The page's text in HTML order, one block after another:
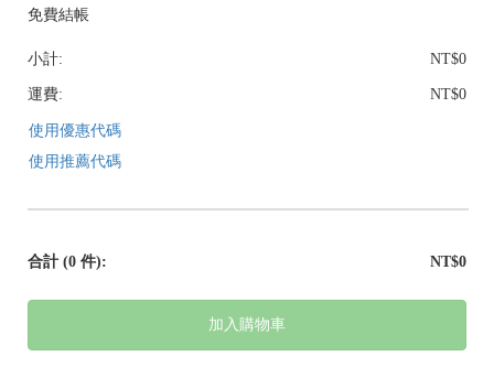
免費結帳
小計: NT$0
運費: NT$0
使用優惠代碼
使用推薦代碼
合計 (0 件): NT$0
加入購物車